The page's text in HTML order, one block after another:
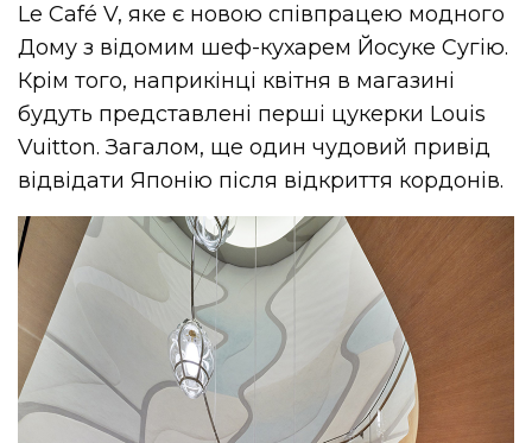
Le Café V, яке є новою співпрацею модного
Дому з відомим шеф-кухарем Йосуке Сугію.
Крім того, наприкінці квітня в магазині
будуть представлені перші цукерки Louis
Vuitton. Загалом, ще один чудовий привід
відвідати Японію після відкриття кордонів.